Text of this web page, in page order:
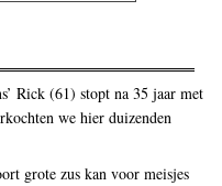
Rick (61) stopt na 35 jaar met
we hier duizenden
grote zus kan voor meisjes